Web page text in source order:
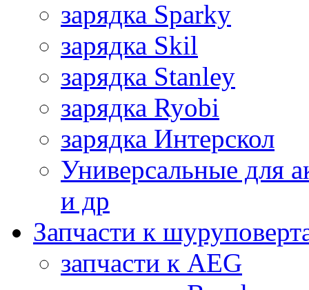
зарядка Sparky
зарядка Skil
зарядка Stanley
зарядка Ryobi
зарядка Интерскол
Универсальные для
и др
Запчасти к
запчасти к AEG